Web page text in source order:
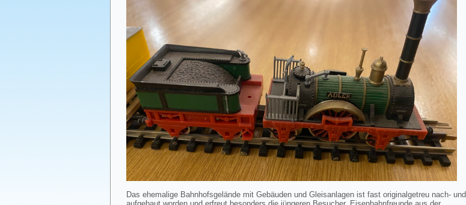
Das ehemalige Bahnhofsgelände mit Gebäuden und Gleisanlagen ist fast originalgetreu nach- und